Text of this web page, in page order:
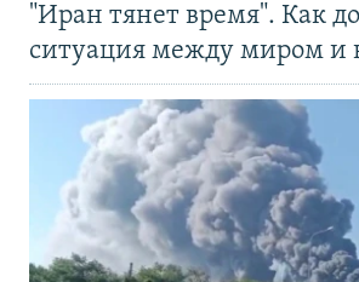
"Иран тянет время". Как
ситуация между миром и